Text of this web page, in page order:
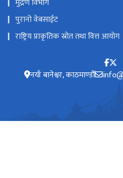
मुद्रण विभाग
पुरानो वेबसाईट
राष्ट्रिय प्राकृतिक स्रोत तथा वित्त आयोग
नयाँ बानेश्वर, काठमाण्डौँ